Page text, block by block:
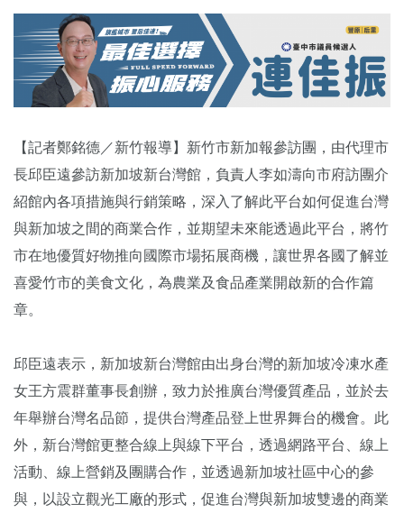
【記者鄭銘德／新竹報導】新竹市新加報參訪團，由代理市
長邱臣遠參訪新加坡新台灣館，負責人李如濤向市府訪團介
紹館內各項措施與行銷策略，深入了解此平台如何促進台灣
與新加坡之間的商業合作，並期望未來能透過此平台，將竹
市在地優質好物推向國際市場拓展商機，讓世界各國了解並
喜愛竹市的美食文化，為農業及食品產業開啟新的合作篇
章。
邱臣遠表示，新加坡新台灣館由出身台灣的新加坡冷凍水產
女王方震群董事長創辦，致力於推廣台灣優質產品，並於去
年舉辦台灣名品節，提供台灣產品登上世界舞台的機會。此
外，新台灣館更整合線上與線下平台，透過網路平台、線上
活動、線上營銷及團購合作，並透過新加坡社區中心的參
與，以設立觀光工廠的形式，促進台灣與新加坡雙邊的商業